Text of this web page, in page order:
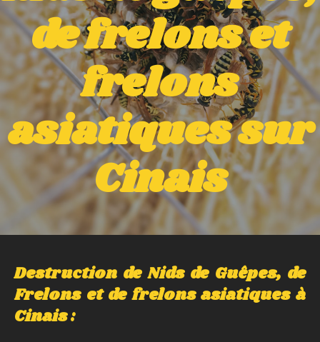
de frelons et
frelons
asiatiques sur
Cinais
Destruction de Nids de Guêpes, de
Frelons et de frelons asiatiques à
Cinais :